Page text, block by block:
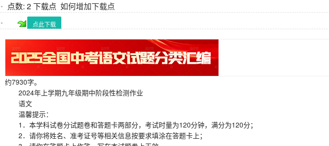
点数: 2 下载点 如何增加下载点
点此下载
约7930字。
2024年上学期九年级期中阶段性检测作业
语文
温馨提示：
1．本学科试卷分试题卷和答题卡两部分，考试时量为120分钟，满分为120分；
2．请你将姓名、准考证号等相关信息按要求填涂在答题卡上；